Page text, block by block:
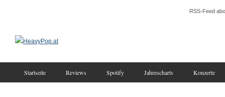
RSS-Feed
Startseite Reviews Spotify Jahrescharts Konzerte